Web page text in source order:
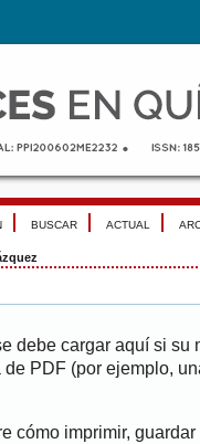
BUSCAR ACTUAL
debe cargar aquí si su
PDF (por ejemplo,
cómo imprimir,